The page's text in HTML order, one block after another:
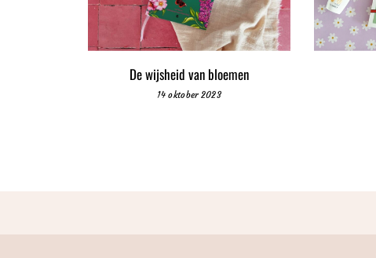
De wijsheid van bloemen
14 oktober 2023